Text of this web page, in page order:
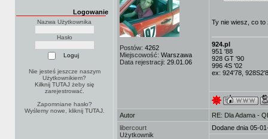
Logowanie
Nazwa Użytkownika
Hasło
Nie jesteś jeszcze naszym
Użytkownikiem?
Kilknij TUTAJżeby się
zarejestrować.
Zapomniane hasło?
Wyślemy nowe, kliknij TUTAJ.
Postów: 4262
Miejscowość: Warszawa
Data rejestracji: 29.01.06
Ty nie wiesz, co
924.pl
951 '88
928 GT '90
996 4S '02
ex: 924'78,
Autor
RE: Dla Adama -
libercourt
Użytkownik
Dodane dnia 05-